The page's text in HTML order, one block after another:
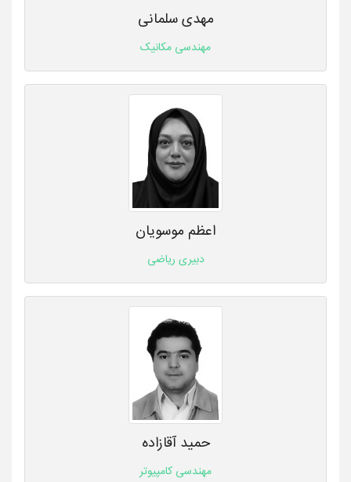
مهدی سلمانی
مهندسی مکانیک
اعظم موسویان
دبیری ریاضی
حمید آقازاده
مهندسی کامپیوتر